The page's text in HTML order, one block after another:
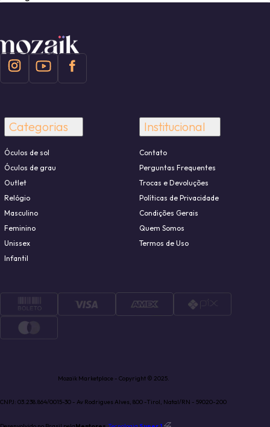
Categorias
Óculos de sol
Óculos de grau
Outlet
Relógio
Masculino
Feminino
Unissex
Infantil
Institucional
Contato
Perguntas Frequentes
Trocas e Devoluções
Políticas de Privacidade
Condições Gerais
Quem Somos
Termos de Uso
Mozaik Marketplace - Copyright © 2025.
CNPJ: 03.238.864/0015-30 - Av Rodrigues Alves, 800 -Tirol, Natal/RN - 59020-200